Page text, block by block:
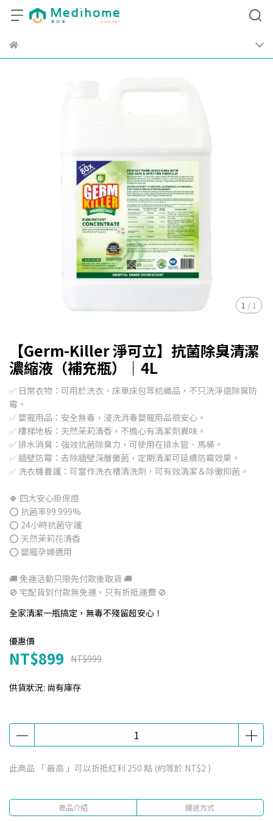
1 / 1
【Germ-Killer 淨可立】抗菌除臭清潔
濃縮液（補充瓶）｜4L
✅ 日常衣物：可用於洗衣、床單床包等紡織品，不只洗淨還除臭防
霉。
✅ 嬰寵用品：安全無毒，浸洗消毒嬰寵用品很安心。
✅ 樓梯地板：天然茉莉清香，不擔心有清潔劑異味。
✅ 排水消臭：強效抗菌除臭力，可使用在排水管、馬桶。
✅ 牆壁防霉：去除牆壁深層黴菌，定期清潔可延續防霉效果。
✅ 洗衣機養護：可當作洗衣槽清洗劑，可有效清潔＆除黴抑菌。
🍀 四大安心掛保證
⭕️ 抗菌率99.999%
⭕️ 24小時抗菌守護
⭕️ 天然茉莉花清香
⭕️ 嬰寵孕婦適用
🚚 免運活動只限先付款後取貨 🚚
🚫 宅配貨到付款無免運，只有折抵運費 🚫
全家清潔一瓶搞定，無毒不殘留超安心！
優惠價
NT$899 NT$999
供貨狀況: 尚有庫存
此商品 「 最高 」可以折抵紅利 250 點 (約等於 NT$2 )
商品介紹 運送方式